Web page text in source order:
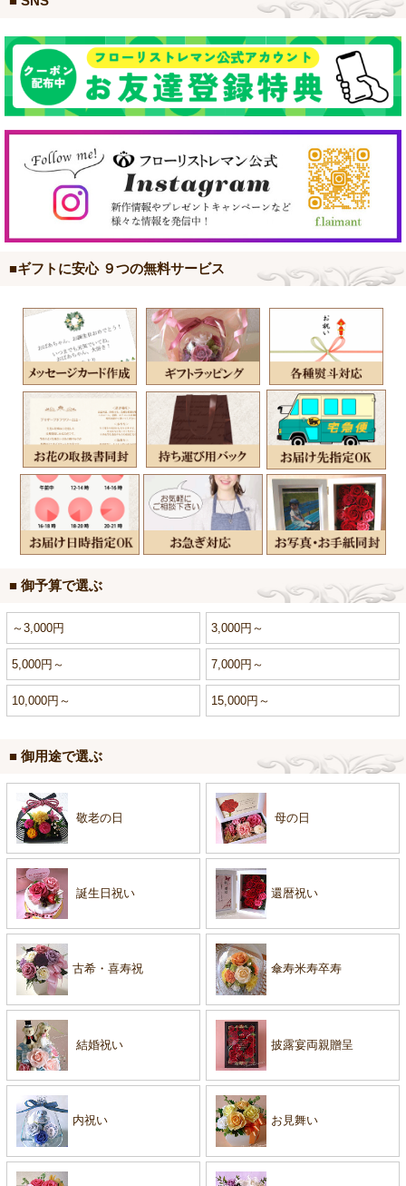
■ギフトに安心 ９つの無料サービス
■ 御予算で選ぶ
～3,000円 3,000円～
5,000円～ 7,000円～
10,000円～ 15,000円～
■ 御用途で選ぶ
敬老の日 母の日
誕生日祝い 還暦祝い
古希・喜寿祝 傘寿米寿卒寿
結婚祝い 披露宴両親贈呈
内祝い お見舞い